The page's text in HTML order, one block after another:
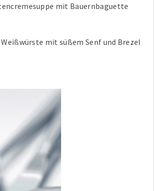
mit Bauernbaguette
Weißwürste mit süßem Senf und Brezel